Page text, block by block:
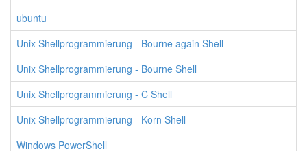
ubuntu
Unix Shellprogrammierung - Bourne again Shell
Unix Shellprogrammierung - Bourne Shell
Unix Shellprogrammierung - C Shell
Unix Shellprogrammierung - Korn Shell
Windows PowerShell